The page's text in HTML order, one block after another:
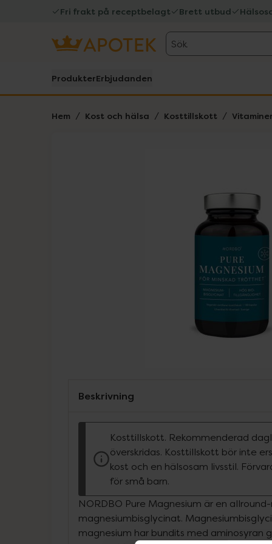
Fri frakt på receptbelagt Brett utbud
Sök
ProdukterErbjudanden
Hem Kost och hälsa Kosttillskott
Beskrivning
Kosttillskott. Rekommenderad
överskridas. Kosttillskott bör inte
kost och en hälsosam livsstil.
för små barn.
NORDBO Pure Magnesium är en
magnesiumbisglycinat.
magnesium har bundits med aminosyran